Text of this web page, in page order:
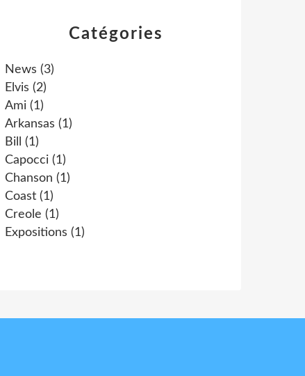
Catégories
News (3)
Elvis (2)
Ami (1)
Arkansas (1)
Bill
(1)
Capocci (1)
Chanson (1)
Coast (1)
Creole (1)
Expositions (1)